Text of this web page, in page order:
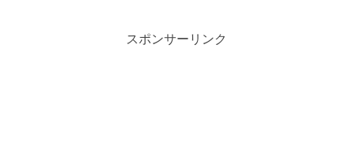
スポンサーリンク